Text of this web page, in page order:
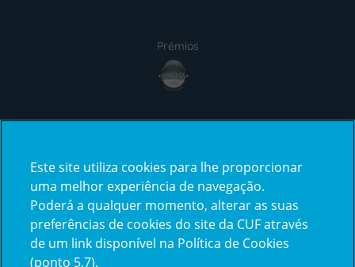
Prémios
Este site utiliza cookies para lhe proporcionar
uma melhor experiência de navegação.
Poderá a qualquer momento, alterar as suas
preferências de cookies do site da CUF através
de um link disponível na Política de Cookies
(ponto 5.7).